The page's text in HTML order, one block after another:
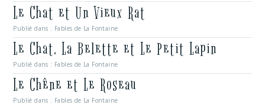
Le Chat et Un Vieux Rat
Publié dans : Fables de La Fontaine
Le Chat, La Belette et Le Petit Lapin
Publié dans : Fables de La Fontaine
Le Chêne et Le Roseau
Publié dans : Fables de La Fontaine